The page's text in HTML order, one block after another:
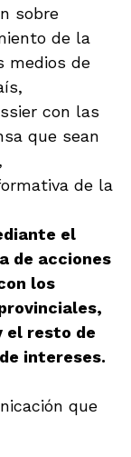
sobre
de la
medios de
con las
que sean
de la
el
de acciones
los
el resto de
intereses.
que